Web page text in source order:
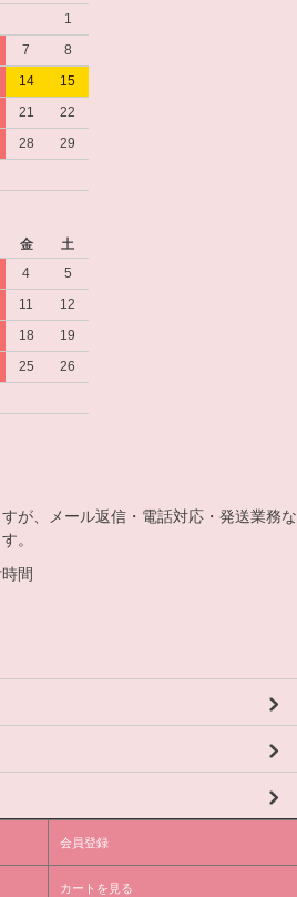
1
7
8
14
15
21
22
28
29
金
土
4
5
11
12
18
19
25
26
が、メール返信・電話対応・発送業務な
。
間
会員登録
カートを見る